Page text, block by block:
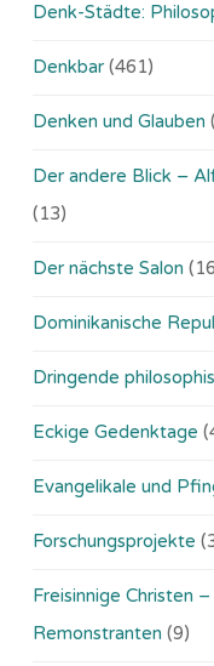
Denk-Städte:
Denkbar (461)
Denken und Glauben
Der andere Blick –
(13)
Der nächste Salon
Dominikanische
Dringende
Eckige Gedenktage
Evangelikale und
Forschungsprojekte
Freisinnige Christen
Remonstranten (9)